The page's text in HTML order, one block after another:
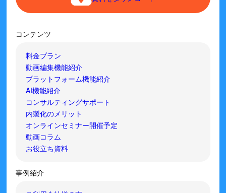
コンテンツ
料金プラン
動画編集機能紹介
プラットフォーム機能紹介
AI機能紹介
コンサルティングサポート
内製化のメリット
オンラインセミナー開催予定
動画コラム
お役立ち資料
事例紹介